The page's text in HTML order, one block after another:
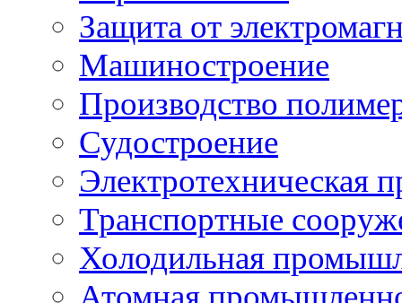
Защита от
Машиностроение
Производство
Судостроение
Электротехническая
Транспортные
Холодильная